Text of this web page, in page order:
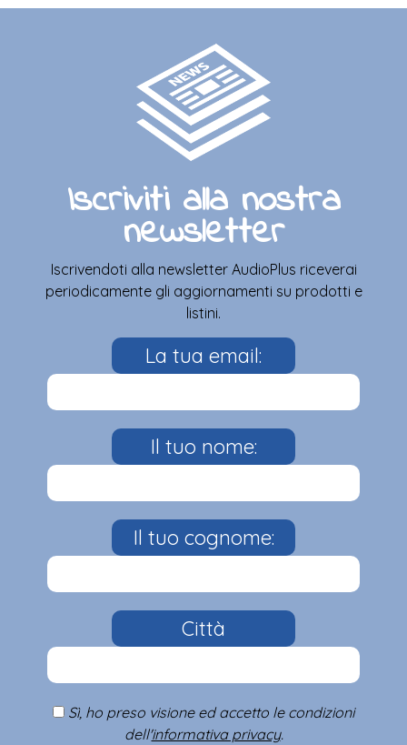
Iscriviti alla nostra
newsletter
Iscrivendoti alla newsletter AudioPlus riceverai
periodicamente gli aggiornamenti su prodotti e
listini.
La tua email:
Il tuo nome:
Il tuo cognome:
Città
Sì, ho preso visione ed accetto le condizioni
dell'informativa privacy.